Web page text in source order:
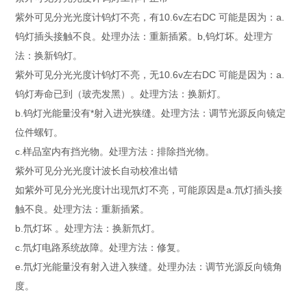
紫外可见分光光度计钨灯不亮，有10.6v左右DC 可能是因为：a.
钨灯插头接触不良。处理办法：重新插紧。b,钨灯坏。处理方
法：换新钨灯。
紫外可见分光光度计钨灯不亮，无10.6v左右DC 可能是因为：a.
钨灯寿命已到（玻壳发黑）。处理方法：换新灯。
b.钨灯光能量没有*射入进光狭缝。处理方法：调节光源反向镜定
位件螺钉。
c.样品室内有挡光物。处理方法：排除挡光物。
紫外可见分光光度计波长自动校准出错
如紫外可见分光光度计出现氘灯不亮，可能原因是a.氘灯插头接
触不良。处理方法：重新插紧。
b.氘灯坏 。处理方法：换新氘灯。
c.氘灯电路系统故障。处理方法：修复。
e.氘灯光能量没有射入进入狭缝。处理办法：调节光源反向镜角
度。